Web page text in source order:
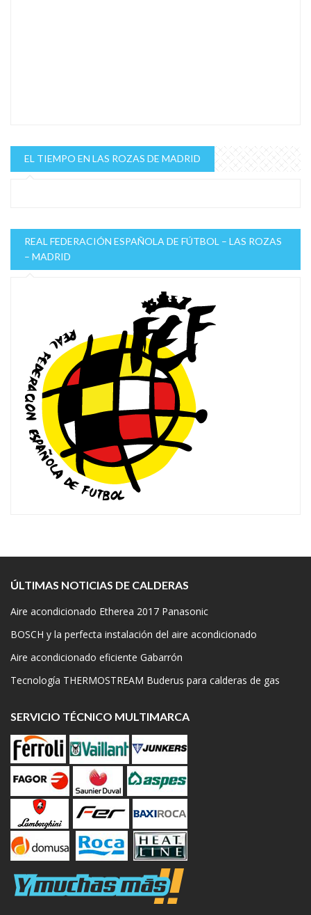
EL TIEMPO EN LAS ROZAS DE MADRID
REAL FEDERACIÓN ESPAÑOLA DE FÚTBOL – LAS ROZAS
– MADRID
ÚLTIMAS NOTICIAS DE CALDERAS
Aire acondicionado Etherea 2017 Panasonic
BOSCH y la perfecta instalación del aire acondicionado
Aire acondicionado eficiente Gabarrón
Tecnología THERMOSTREAM Buderus para calderas de gas
SERVICIO TÉCNICO MULTIMARCA